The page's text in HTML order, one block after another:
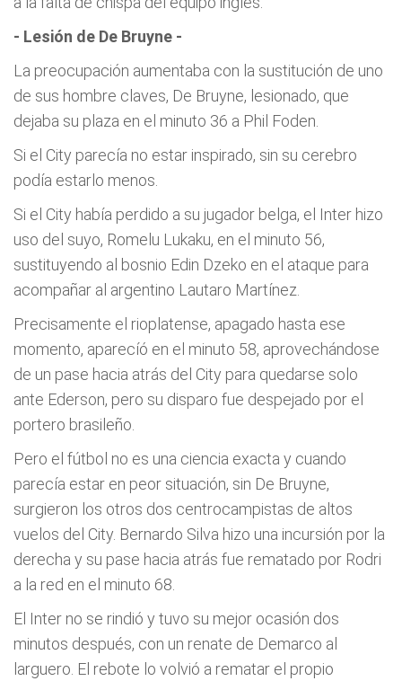
- Lesión de De Bruyne -
La preocupación aumentaba con la sustitución de uno
de sus hombre claves, De Bruyne, lesionado, que
dejaba su plaza en el minuto 36 a Phil Foden.
Si el City parecía no estar inspirado, sin su cerebro
podía estarlo menos.
Si el City había perdido a su jugador belga, el Inter hizo
uso del suyo, Romelu Lukaku, en el minuto 56,
sustituyendo al bosnio Edin Dzeko en el ataque para
acompañar al argentino Lautaro Martínez.
Precisamente el rioplatense, apagado hasta ese
momento, aparecíó en el minuto 58, aprovechándose
de un pase hacia atrás del City para quedarse solo
ante Ederson, pero su disparo fue despejado por el
portero brasileño.
Pero el fútbol no es una ciencia exacta y cuando
parecía estar en peor situación, sin De Bruyne,
surgieron los otros dos centrocampistas de altos
vuelos del City. Bernardo Silva hizo una incursión por la
derecha y su pase hacia atrás fue rematado por Rodri
a la red en el minuto 68.
El Inter no se rindió y tuvo su mejor ocasión dos
minutos después, con un renate de Demarco al
larguero. El rebote lo volvió a rematar el propio